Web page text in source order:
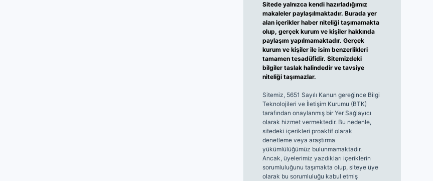
Sitede yalnızca kendi hazırladığımız
makaleler paylaşılmaktadır. Burada yer
alan içerikler haber niteliği taşımamakta
olup, gerçek kurum ve kişiler hakkında
paylaşım yapılmamaktadır. Gerçek
kurum ve kişiler ile isim benzerlikleri
tamamen tesadüfidir. Sitemizdeki
bilgiler taslak halindedir ve tavsiye
niteliği taşımazlar.
Sitemiz, 5651 Sayılı Kanun gereğince Bilgi
Teknolojileri ve İletişim Kurumu (BTK)
tarafından onaylanmış bir Yer Sağlayıcı
olarak hizmet vermektedir. Bu nedenle,
sitedeki içerikleri proaktif olarak
denetleme veya araştırma
yükümlülüğümüz bulunmamaktadır.
Ancak, üyelerimiz yazdıkları içeriklerin
sorumluluğunu taşımakta olup, siteye üye
olarak bu sorumluluğu kabul etmiş